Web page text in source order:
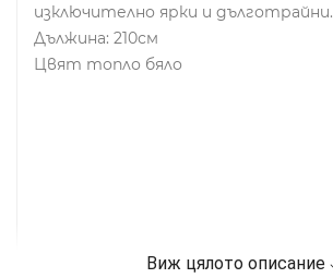
изключително ярки и дълготрайни.
Дължина: 210см
Цвят топло бяло